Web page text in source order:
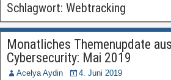
Schlagwort: Webtracking
Monatliches Themenupdate
Cybersecurity: Mai 2019
Acelya Aydin
4. Juni 2019